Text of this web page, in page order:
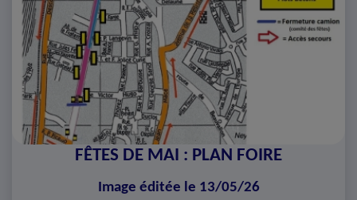
FÊTES DE MAI : PLAN FOIRE
Image éditée le 13/05/26